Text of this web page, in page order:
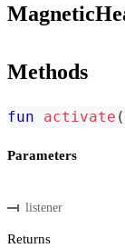
Methods
fun activate (
Parameters
listener
Returns